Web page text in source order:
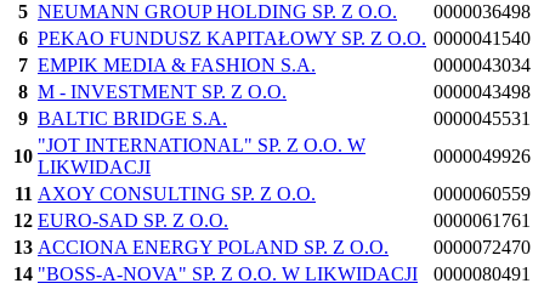
5 NEUMANN GROUP HOLDING SP. Z O.O.
0000036498
6 PEKAO FUNDUSZ KAPITAŁOWY SP. Z O.O. 0000041540
7 EMPIK MEDIA & FASHION S.A.
0000043034
8 M - INVESTMENT SP. Z O.O.
0000043498
9 BALTIC BRIDGE S.A.
0000045531
10
"JOT INTERNATIONAL" SP. Z O.O. W
LIKWIDACJI
0000049926
11 AXOY CONSULTING SP. Z O.O.
0000060559
12 EURO-SAD SP. Z O.O.
0000061761
13 ACCIONA ENERGY POLAND SP. Z O.O.
0000072470
14 "BOSS-A-NOVA" SP. Z O.O. W LIKWIDACJI
0000080491